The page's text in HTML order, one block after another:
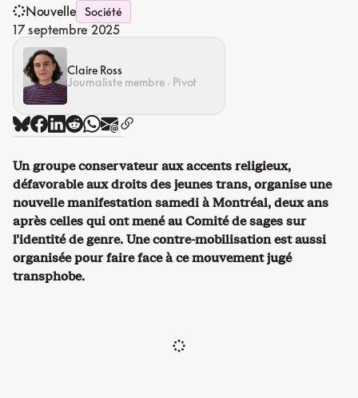
Nouvelle Société
17 septembre 2025
Claire Ross
Journaliste membre · Pivot
Un groupe conservateur aux accents religieux,
défavorable aux droits des jeunes trans, organise une
nouvelle manifestation samedi à Montréal, deux ans
après celles qui ont mené au Comité de sages sur
l’identité de genre. Une contre-mobilisation est aussi
organisée pour faire face à ce mouvement jugé
transphobe.